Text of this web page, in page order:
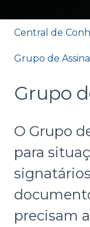
Central de
Grupo de
Grupo
O Grupo
para
precisam